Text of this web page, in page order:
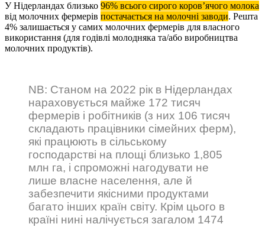
У Нідерландах близько 96% всього сирого коров’ячого молока
від молочних фермерів постачається на молочні заводи. Решта
4% залишається у самих молочних фермерів для власного
використання (для годівлі молодняка та/або виробництва
молочних продуктів).
NB: Станом на 2022 рік в Нідерландах
нараховується майже 172 тисяч
фермерів і робітників (з них 106 тисяч
складають працівники сімейних ферм),
які працюють в сільському
господарстві на площі близько 1,805
млн га, і спроможні нагодувати не
лише власне населення, але й
забезпечити якісними продуктами
багато інших країн світу. Крім цього в
країні нині налічується загалом 1474